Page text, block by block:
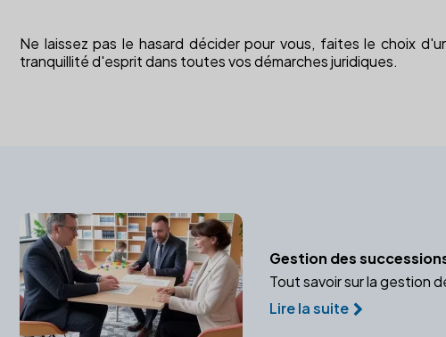
Ne laissez pas le hasard décider pour vous, faites le choix
tranquillité d'esprit dans toutes vos démarches juridiques.
Gestion des
Tout savoir sur la gestion
Lire la suite